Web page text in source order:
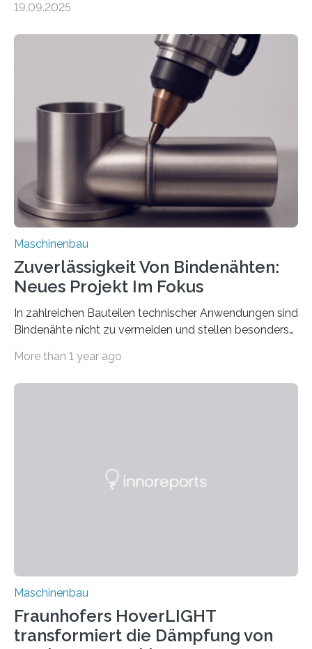
Automobil, Maschinenbau und in der Zulieferindustrie.
Teile als eine Einheit verpacken. Die Anordnung kann
der Benutzer vorgeben und erhält so mehr Kontrolle
über die Positionierung der Bauteile. Die ebenfalls neue
Automatisierungsschnittstelle dient dazu, die Software
besser in spezifische Unternehmensprozesse
einzubinden. Sankt Augustin – Zur Messe FACHPACK
vom 23. bis 25. September in Nürnberg…
19.09.2025
Maschinenbau
Zuverlässigkeit Von Bindenähten:
Neues Projekt Im Fokus
In zahlreichen Bauteilen technischer Anwendungen sind
Bindenähte nicht zu vermeiden und stellen besonders
Matrixmaterials eine große Herausforderung dar.
Durch den verstärkten Einsatz von Rezyklaten
More than 1 year ago
Maschinenbau
Fraunhofers HoverLIGHT
transformiert die Dämpfung von